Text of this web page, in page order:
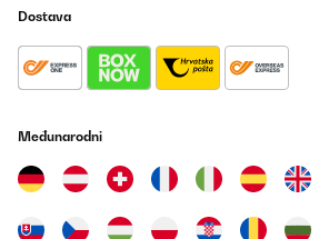
Gute Qualität, lässt sich gut zusammen
wenig frickelich aber dann ist es gut.
Dostava
Međunarodni